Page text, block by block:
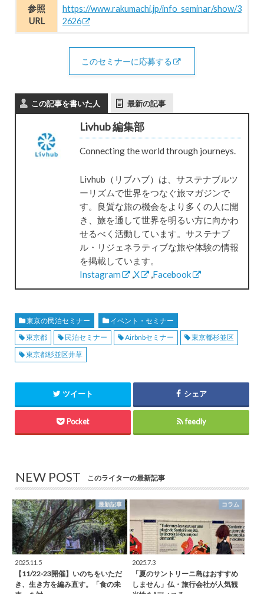
参照
URL
https://www.rakumachi.jp/info_seminar/show/3
2626
このセミナーに応募する
この記事を書いた人 最新の記事
Livhub 編集部
Connecting the world through journeys.
Livhub（リブハブ）は、サステナブルツ
ーリズムで世界をつなぐ旅マガジンで
す。良質な旅の機会をより多くの人に開
き、旅を通して世界を明るい方に向かわ
せるべく活動しています。サステナブ
ル・リジェネラティブな旅や体験の情報
を掲載しています。
Instagram
X Facebook
東京の民泊セミナー
イベント・セミナー
東京都
民泊セミナー Airbnbセミナー
東京都杉並区
東京都杉並区井草
ツイート シェア
Pocket feedly
NEW POST このライターの最新記事
最新記事
2025.11.5
【11/22-23開催】いのちをいただ
き、生き方を編み直す。「食の未
コラム
2025.7.3
「夏のサントリーニ島はおすすめ
しません」仏・旅行会社が人気観